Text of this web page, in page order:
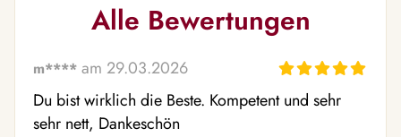
Alle Bewertungen
m**** am 29.03.2026
Du bist wirklich die Beste. Kompetent und sehr
sehr nett, Dankeschön